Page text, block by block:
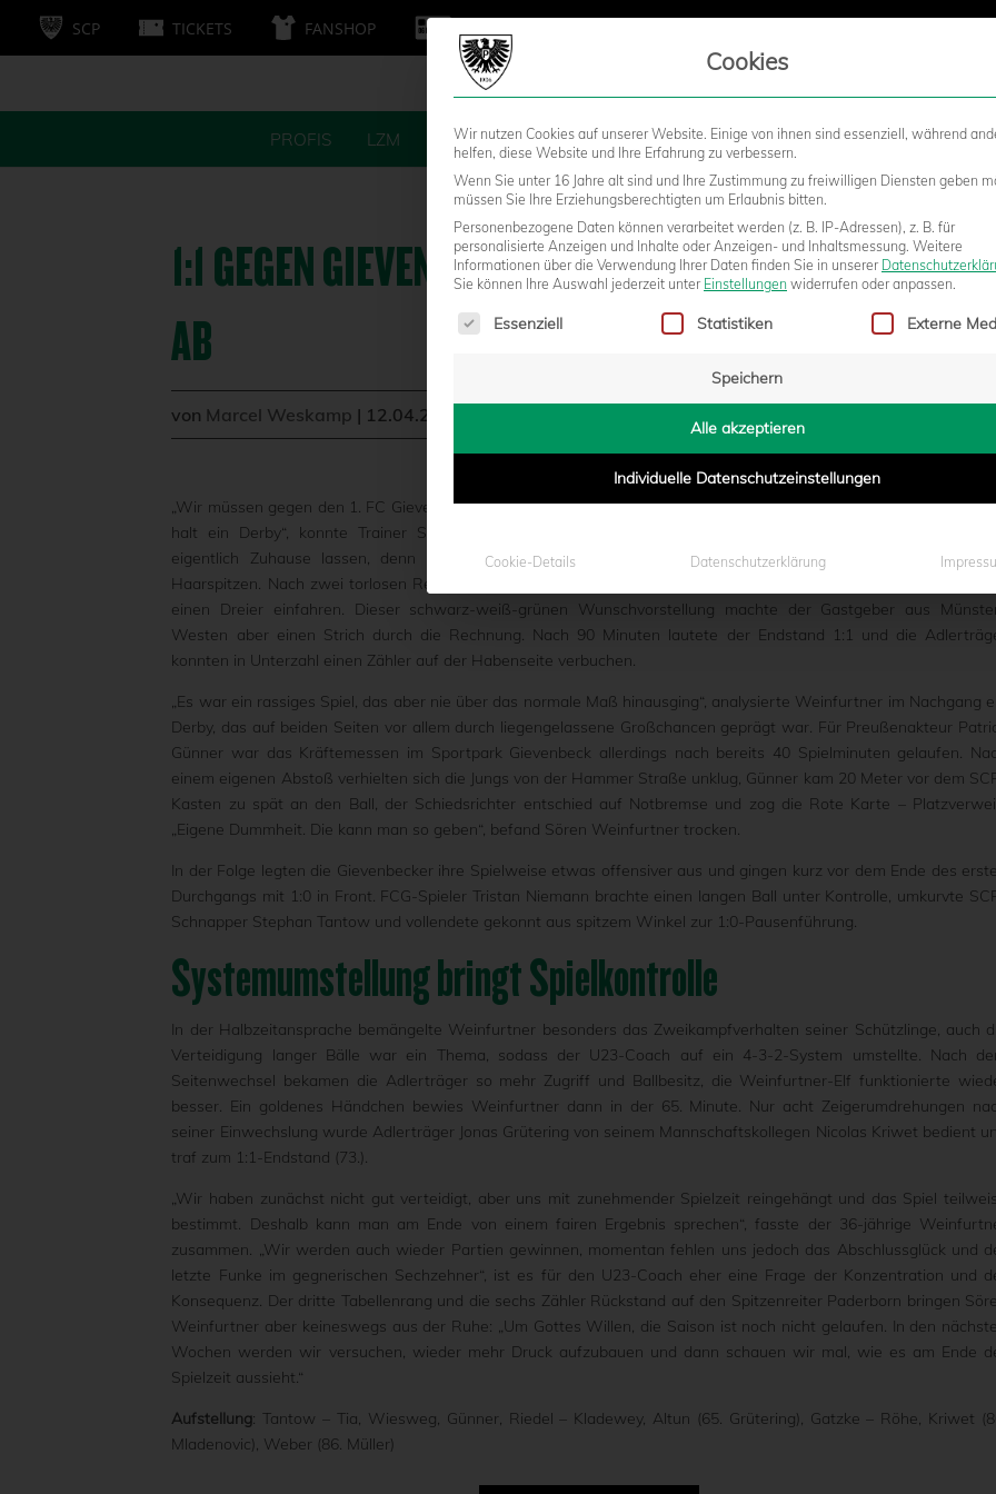
SCP TICKETS FANSHOP
PROFIS LZM FANS STADION BUSINESS KIDS
1:1 GEGEN GIEVENBECK: U23 RUTSCHT AUF RANG DREI
AB
von Marcel Weskamp | 12.04.2015 - 19:39
„Wir müssen gegen den 1. FC Gievenbeck positiv in die Partie gehen, um etwas zu holen. Aber jeder hat Bock. Es
halt ein Derby“, konnte Trainer Sören Weinfurtner seine Motivationstricks am 21. Spieltag der
eigentlich Zuhause lassen, denn motiviert waren seine Schützlinge beim Stadtrivalen so oder so bis in
Haarspitzen. Nach zwei torlosen Remis im Ligabetrieb wollte die U23 des SC Preußen 06 e.V. Münster mal
einen Dreier einfahren. Dieser schwarz-weiß-grünen Wunschvorstellung machte der Gastgeber aus
Westen aber einen Strich durch die Rechnung. Nach 90 Minuten lautete der Endstand 1:1 und die
konnten in Unterzahl einen Zähler auf der Habenseite verbuchen.
„Es war ein rassiges Spiel, das aber nie über das normale Maß hinausging“, analysierte Weinfurtner im Nachgang
Derby, das auf beiden Seiten vor allem durch liegengelassene Großchancen geprägt war. Für Preußenakteur
Günner war das Kräftemessen im Sportpark Gievenbeck allerdings nach bereits 40 Spielminuten gelaufen.
einem eigenen Abstoß verhielten sich die Jungs von der Hammer Straße unklug, Günner kam 20 Meter vor dem
Kasten zu spät an den Ball, der Schiedsrichter entschied auf Notbremse und zog die Rote Karte –
„Eigene Dummheit. Die kann man so geben“, befand Sören Weinfurtner trocken.
In der Folge legten die Gievenbecker ihre Spielweise etwas offensiver aus und gingen kurz vor dem Ende des
Durchgangs mit 1:0 in Front. FCG-Spieler Tristan Niemann brachte einen langen Ball unter Kontrolle, umkurvte
Schnapper Stephan Tantow und vollendete gekonnt aus spitzem Winkel zur 1:0-Pausenführung.
Systemumstellung bringt Spielkontrolle
In der Halbzeitansprache bemängelte Weinfurtner besonders das Zweikampfverhalten seiner Schützlinge, auch
Verteidigung langer Bälle war ein Thema, sodass der U23-Coach auf ein 4-3-2-System umstellte. Nach
Seitenwechsel bekamen die Adlerträger so mehr Zugriff und Ballbesitz, die Weinfurtner-Elf funktionierte
besser. Ein goldenes Händchen bewies Weinfurtner dann in der 65. Minute. Nur acht Zeigerumdrehungen
seiner Einwechslung wurde Adlerträger Jonas Grütering von seinem Mannschaftskollegen Nicolas Kriwet bedient
traf zum 1:1-Endstand (73.).
„Wir haben zunächst nicht gut verteidigt, aber uns mit zunehmender Spielzeit reingehängt und das Spiel
bestimmt. Deshalb kann man am Ende von einem fairen Ergebnis sprechen“, fasste der 36-jährige
zusammen. „Wir werden auch wieder Partien gewinnen, momentan fehlen uns jedoch das Abschlussglück und
letzte Funke im gegnerischen Sechzehner“, ist es für den U23-Coach eher eine Frage der Konzentration und
Konsequenz. Der dritte Tabellenrang und die sechs Zähler Rückstand auf den Spitzenreiter Paderborn bringen
Weinfurtner aber keineswegs aus der Ruhe: „Um Gottes Willen, die Saison ist noch nicht gelaufen. In den
Wochen werden wir versuchen, wieder mehr Druck aufzubauen und dann schauen wir mal, wie es am Ende
Spielzeit aussieht.“
Aufstellung: Tantow – Tia, Wiesweg, Günner, Riedel – Kladewey, Altun (65. Grütering), Gatzke – Röhe, Kriwet
Mladenovic), Weber (86. Müller)
Cookies
Wir nutzen Cookies auf unserer Website. Einige von ihnen sind essenziell, während
helfen, diese Website und Ihre Erfahrung zu verbessern.
Wenn Sie unter 16 Jahre alt sind und Ihre Zustimmung zu freiwilligen Diensten geben
müssen Sie Ihre Erziehungsberechtigten um Erlaubnis bitten.
Personenbezogene Daten können verarbeitet werden (z. B. IP-Adressen), z. B. für
personalisierte Anzeigen und Inhalte oder Anzeigen- und Inhaltsmessung. Weitere
Informationen über die Verwendung Ihrer Daten finden Sie in unserer
Sie können Ihre Auswahl jederzeit unter Einstellungen widerrufen oder anpassen.
Es folgt eine Liste der Service-Gruppen, für die eine Einwilligung erteilt
Essenziell Statistiken Externe
Speichern
Alle akzeptieren
Individuelle Datenschutzeinstellungen
Cookie-Details Datenschutzerklärung